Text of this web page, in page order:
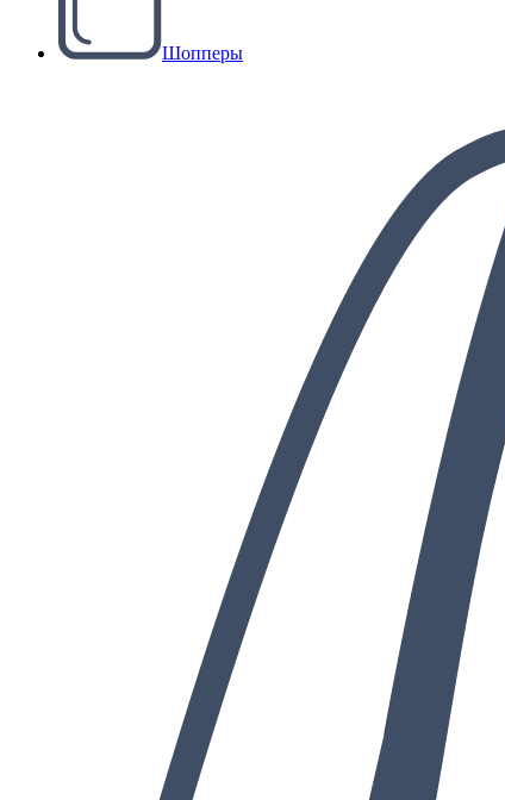
Шопперы